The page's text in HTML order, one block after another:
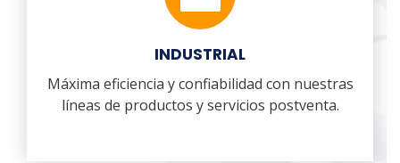
INDUSTRIAL
Máxima eficiencia y confiabilidad con nuestras
líneas de productos y servicios postventa.